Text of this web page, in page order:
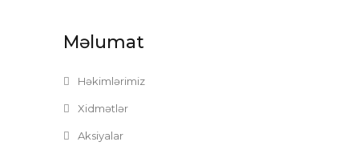
Məlumat
Həkimlərimiz
Xidmətlər
Aksiyalar